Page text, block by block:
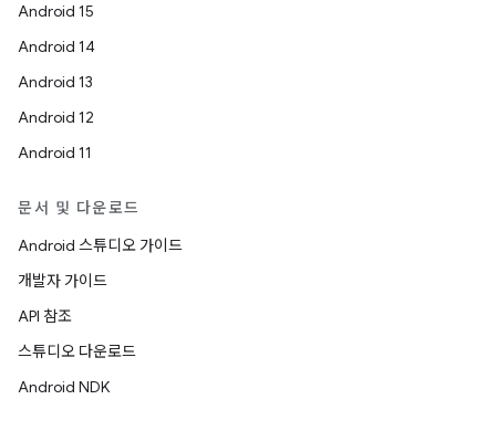
Android 15
Android 14
Android 13
Android 12
Android 11
문서 및 다운로드
Android 스튜디오 가이드
개발자 가이드
API 참조
스튜디오 다운로드
Android NDK